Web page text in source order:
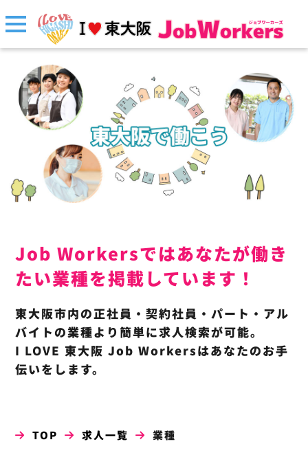
Job Workersではあなたが働き
たい業種を掲載しています！
東大阪市内の正社員・契約社員・パート・アル
バイトの業種より簡単に求人検索が可能。
I LOVE 東大阪 Job Workersはあなたのお手
伝いをします。
TOP 求人一覧 業種